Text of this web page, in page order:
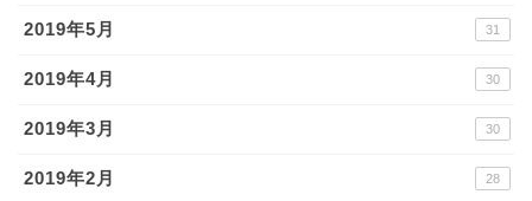
2019年5月 31
2019年4月 30
2019年3月 30
2019年2月 28